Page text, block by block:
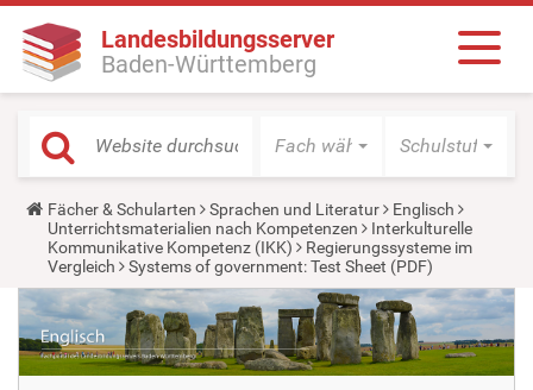
Landesbildungsserver
Baden-Württemberg
Fach wählen Schulstufe
Y
o
u
a
r
h
e
r
e
Fächer & Schularten Sprachen und Literatur
Englisch
Unterrichtsmaterialien nach Kompetenzen
Interkulturelle
Kommunikative Kompetenz (IKK)
Regierungssysteme im
Vergleich
Systems of government: Test Sheet (PDF)